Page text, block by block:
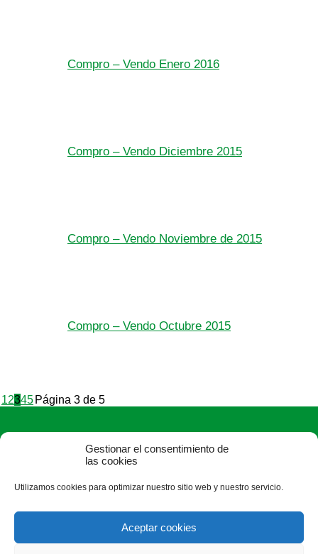
Gestionar el consentimiento de
las cookies
Utilizamos cookies para optimizar nuestro sitio web y nuestro servicio.
Aceptar cookies
Compro – Vendo Enero 2016
Compro – Vendo Diciembre 2015
Compro – Vendo Noviembre de 2015
Compro – Vendo Octubre 2015
12345 Página 3 de 5
ASAJA León - Jóvenes Agricultores
Paseo Salamanca, 1 bajo - 24009 León - España · Tel.: +34
987 24 52 31 · Fax: +34 987 87 60 12 ·